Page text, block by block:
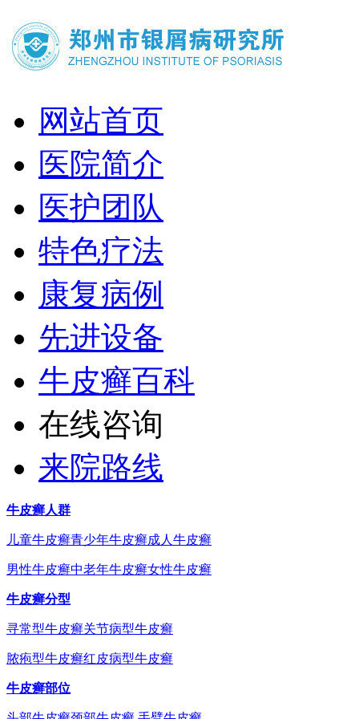
网站首页
医院简介
医护团队
特色疗法
康复病例
先进设备
牛皮癣百科
在线咨询
来院路线
牛皮癣人群
儿童牛皮癣青少年牛皮癣成人牛皮癣
男性牛皮癣中老年牛皮癣女性牛皮癣
牛皮癣分型
寻常型牛皮癣关节病型牛皮癣
脓疱型牛皮癣红皮病型牛皮癣
牛皮癣部位